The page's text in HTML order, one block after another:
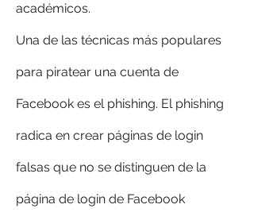
académicos.
Una de las técnicas más populares
para piratear una cuenta de
Facebook es el phishing. El phishing
radica en crear páginas de login
falsas que no se distinguen de la
página de login de Facebook